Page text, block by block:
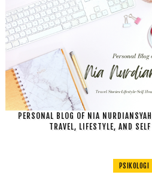
PERSONAL BLOG OF NIA
TRAVEL, LIFESTYLE, AND
PSIKOLOGI